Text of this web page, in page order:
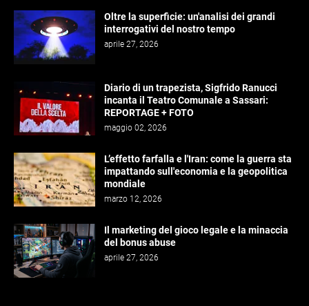
Oltre la superficie: un'analisi dei grandi
interrogativi del nostro tempo
aprile 27, 2026
Diario di un trapezista, Sigfrido Ranucci
incanta il Teatro Comunale a Sassari:
REPORTAGE + FOTO
maggio 02, 2026
L’effetto farfalla e l'Iran: come la guerra sta
impattando sull'economia e la geopolitica
mondiale
marzo 12, 2026
Il marketing del gioco legale e la minaccia
del bonus abuse
aprile 27, 2026